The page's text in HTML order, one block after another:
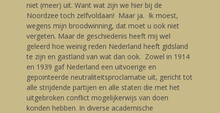
niet (meer) uit. Want wat zijn we hier bij de
Noordzee toch zelfvoldaan! Maar ja. Ik moest,
wegens mijn broodwinning, dat moet u ook niet
vergeten. Maar de geschiedenis heeft mij wel
geleerd hoe weinig reden Nederland heeft gidsland
te zijn en gastland van wat dan ook. Zowel in 1914
en 1939 gaf Nederland een uitvoerige en
gepointeerde neutraliteitsproclamatie uit, gericht tot
alle strijdende partijen en alle staten die met het
uitgebroken conflict mogelijkerwijs van doen
konden hebben. In diverse academische